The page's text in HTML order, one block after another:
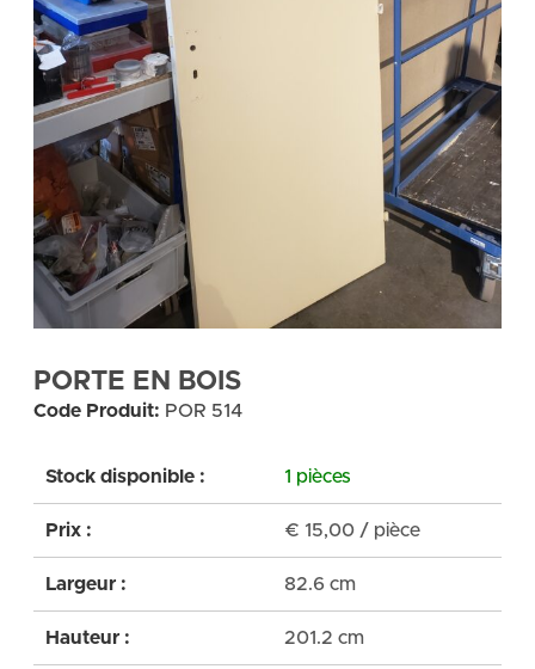
PORTE EN BOIS
Code Produit: POR 514
Stock disponible : 1 pièces
Prix : € 15,00 / pièce
Largeur : 82.6 cm
Hauteur : 201.2 cm